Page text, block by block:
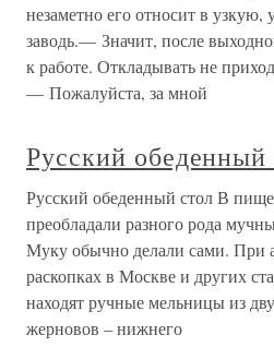
незаметно его относит в
заводь.— Значит, после
к работе. Откладывать не
— Пожалуйста, за мной
Русский обеденный
Русский обеденный стол В
преобладали разного рода
Муку обычно делали сами. При
раскопках в Москве и других
находят ручные мельницы из
жерновов – нижнего